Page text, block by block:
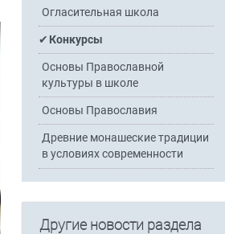
Огласительная школа
Конкурсы
Основы Православной
культуры в школе
Основы Православия
Древние монашеские традиции
в условиях современности
Другие новости раздела